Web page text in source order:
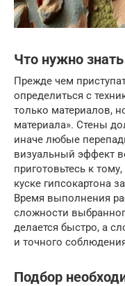
Что нужно
Прежде чем
определиться с
только материалов,
материала». Стены
иначе любые
визуальный эффект
приготовьтесь к
куске гипсокартона
Время выполнения
сложности
делается быстро, а
и точного
Подбор